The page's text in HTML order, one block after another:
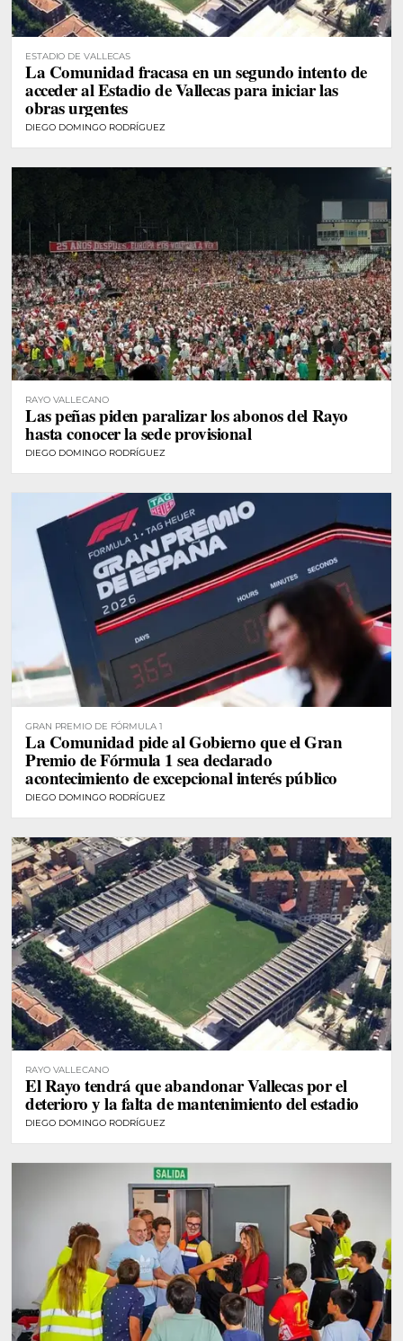
ESTADIO DE VALLECAS
La Comunidad fracasa en un segundo intento de
acceder al Estadio de Vallecas para iniciar las
obras urgentes
DIEGO DOMINGO RODRÍGUEZ
RAYO VALLECANO
Las peñas piden paralizar los abonos del Rayo
hasta conocer la sede provisional
DIEGO DOMINGO RODRÍGUEZ
GRAN PREMIO DE FÓRMULA 1
La Comunidad pide al Gobierno que el Gran
Premio de Fórmula 1 sea declarado
acontecimiento de excepcional interés público
DIEGO DOMINGO RODRÍGUEZ
RAYO VALLECANO
El Rayo tendrá que abandonar Vallecas por el
deterioro y la falta de mantenimiento del estadio
DIEGO DOMINGO RODRÍGUEZ